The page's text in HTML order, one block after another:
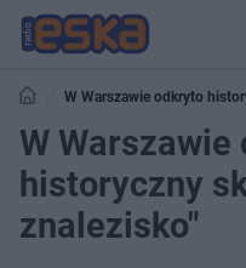
W Warszawie odkryto
W Warszawie
historyczny
znalezisko"